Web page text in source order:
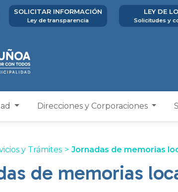
SOLICITAR INFORMACIÓN
Ley de transparencia
LEY DE
Solicitudes y
Direcciones y Corporaciones
y Trámites > Jornadas de memorias
de memorias